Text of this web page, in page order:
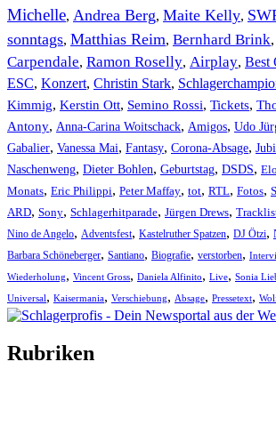
Michelle, Andrea Berg, Maite Kelly,
sonntags, Matthias Reim, Bernhard Brink,
Carpendale, Ramon Roselly, Airplay, Best
ESC, Konzert, Christin Stark,
Kimmig, Kerstin Ott, Semino Rossi, Tickets,
Antony, Anna-Carina Woitschack, Amigos, Udo
Gabalier, Vanessa Mai, Fantasy, Corona-Absage,
Naschenweng, Dieter Bohlen, Geburtstag, DSDS,
Monats, Eric Philippi, Peter Maffay, tot, RTL, Fotos,
ARD, Sony, Schlagerhitparade, Jürgen Drews,
Nino de Angelo, Adventsfest, Kastelruther Spatzen, DJ Ötzi,
Barbara Schöneberger, Santiano, Biografie, verstorben,
Wiederholung, Vincent Gross, Daniela Alfinito, Live, Sonia
Universal, Kaisermania, Verschiebung, Absage, Pressetext,
Rubriken